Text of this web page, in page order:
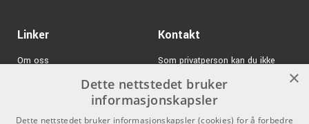
Linker
Om oss
Kontakt
Som privatperson kan du ikke
kjøpe på denne nettsiden, alt salg
skjer gjennom våre forhandlere.
info@emnordic.no
×
Dette nettstedet bruker
informasjonskapsler
Dette nettstedet bruker informasjonskapsler (cookies) for å forbedre